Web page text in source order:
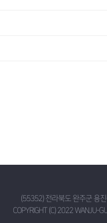
(55352) 전라북도 완주군 용
COPYRIGHT (C) 2022 WANJU-